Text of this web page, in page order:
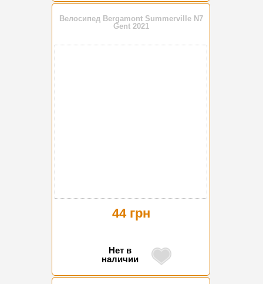
Велосипед Bergamont Summerville N7
Gent 2021
44 грн
Нет в
наличии